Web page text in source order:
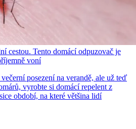
cestou. Tento domácí odpuzovač je
voní
posezení na verandě, ale už teď
vyrobte si domácí repelent z
období, na které většina lidí